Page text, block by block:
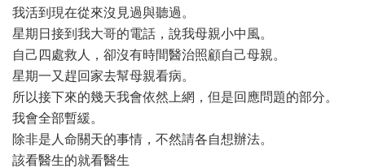
我活到現在從來沒見過與聽過。
星期日接到我大哥的電話，說我母親小中風。
自己四處救人，卻沒有時間醫治照顧自己母親。
星期一又趕回家去幫母親看病。
所以接下來的幾天我會依然上網，但是回應問題的部分。
我會全部暫緩。
除非是人命關天的事情，不然請各自想辦法。
該看醫生的就看醫生